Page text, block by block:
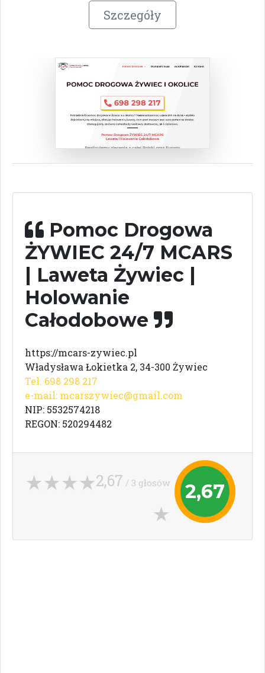
Szczegóły
Pomoc Drogowa
ŻYWIEC 24/7 MCARS
| Laweta Żywiec |
Holowanie
Całodobowe
https://mcars-zywiec.pl
Władysława Łokietka 2, 34-300 Żywiec
Tel. 698 298 217
e-mail: mcarszywiec@gmail.com
NIP: 5532574218
REGON: 520294482
2,67
2,67 / 3 głosów